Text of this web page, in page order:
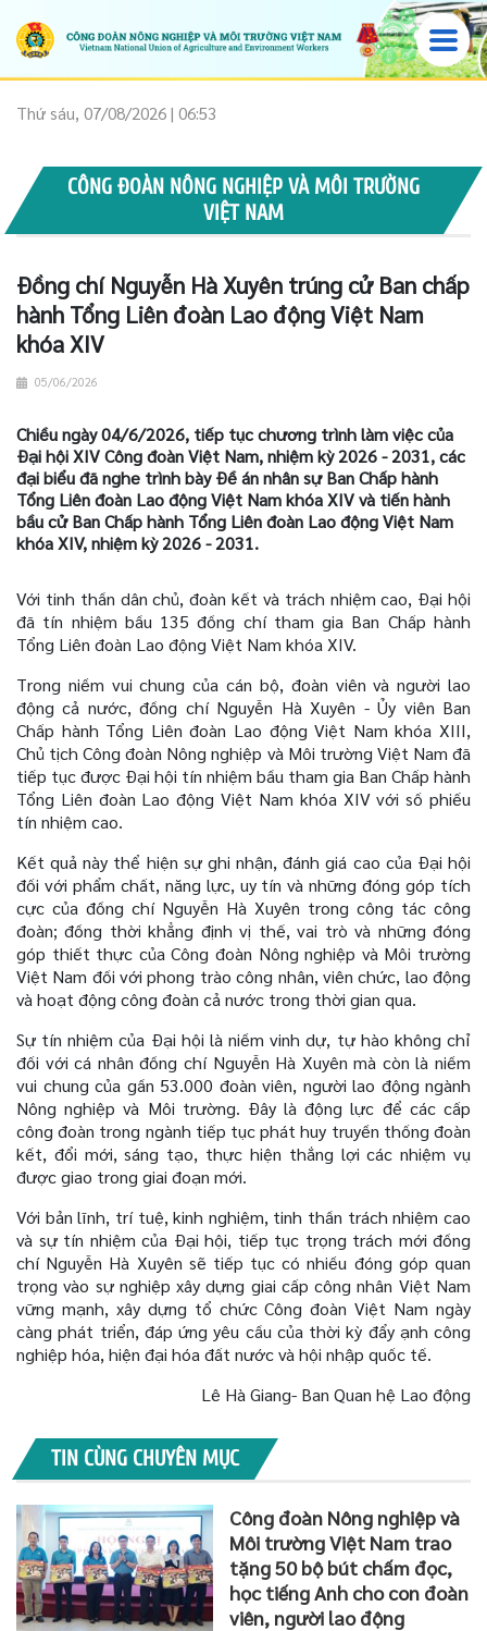
Thứ sáu, 07/08/2026 | 06:53
CÔNG ĐOÀN NÔNG NGHIỆP VÀ MÔI TRƯỜNG
VIỆT NAM
Đồng chí Nguyễn Hà Xuyên trúng cử Ban chấp
hành Tổng Liên đoàn Lao động Việt Nam
khóa XIV
05/06/2026
Chiều ngày 04/6/2026, tiếp tục chương trình làm việc của
Đại hội XIV Công đoàn Việt Nam, nhiệm kỳ 2026 - 2031, các
đại biểu đã nghe trình bày Đề án nhân sự Ban Chấp hành
Tổng Liên đoàn Lao động Việt Nam khóa XIV và tiến hành
bầu cử Ban Chấp hành Tổng Liên đoàn Lao động Việt Nam
khóa XIV, nhiệm kỳ 2026 - 2031.
Với tinh thần dân chủ, đoàn kết và trách nhiệm cao, Đại hội
đã tín nhiệm bầu 135 đồng chí tham gia Ban Chấp hành
Tổng Liên đoàn Lao động Việt Nam khóa XIV.
Trong niềm vui chung của cán bộ, đoàn viên và người lao
động cả nước, đồng chí Nguyễn Hà Xuyên - Ủy viên Ban
Chấp hành Tổng Liên đoàn Lao động Việt Nam khóa XIII,
Chủ tịch Công đoàn Nông nghiệp và Môi trường Việt Nam đã
tiếp tục được Đại hội tín nhiệm bầu tham gia Ban Chấp hành
Tổng Liên đoàn Lao động Việt Nam khóa XIV với số phiếu
tín nhiệm cao.
Kết quả này thể hiện sự ghi nhận, đánh giá cao của Đại hội
đối với phẩm chất, năng lực, uy tín và những đóng góp tích
cực của đồng chí Nguyễn Hà Xuyên trong công tác công
đoàn; đồng thời khẳng định vị thế, vai trò và những đóng
góp thiết thực của Công đoàn Nông nghiệp và Môi trường
Việt Nam đối với phong trào công nhân, viên chức, lao động
và hoạt động công đoàn cả nước trong thời gian qua.
Sự tín nhiệm của Đại hội là niềm vinh dự, tự hào không chỉ
đối với cá nhân đồng chí Nguyễn Hà Xuyên mà còn là niềm
vui chung của gần 53.000 đoàn viên, người lao động ngành
Nông nghiệp và Môi trường. Đây là động lực để các cấp
công đoàn trong ngành tiếp tục phát huy truyền thống đoàn
kết, đổi mới, sáng tạo, thực hiện thắng lợi các nhiệm vụ
được giao trong giai đoạn mới.
Với bản lĩnh, trí tuệ, kinh nghiệm, tinh thần trách nhiệm cao
và sự tín nhiệm của Đại hội, tiếp tục trọng trách mới đồng
chí Nguyễn Hà Xuyên sẽ tiếp tục có nhiều đóng góp quan
trọng vào sự nghiệp xây dựng giai cấp công nhân Việt Nam
vững mạnh, xây dựng tổ chức Công đoàn Việt Nam ngày
càng phát triển, đáp ứng yêu cầu của thời kỳ đẩy ạnh công
nghiệp hóa, hiện đại hóa đất nước và hội nhập quốc tế.
Lê Hà Giang- Ban Quan hệ Lao động
TIN CÙNG CHUYÊN MỤC
Công đoàn Nông nghiệp và
Môi trường Việt Nam trao
tặng 50 bộ bút chấm đọc,
học tiếng Anh cho con đoàn
viên, người lao động